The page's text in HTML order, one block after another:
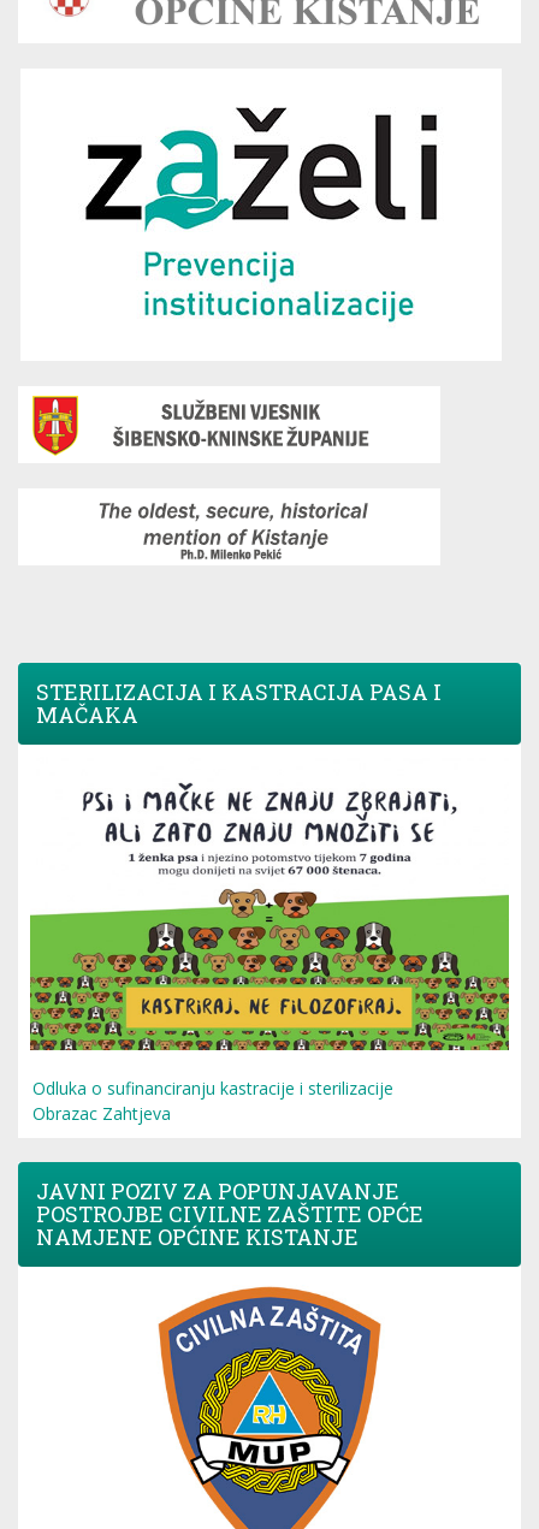
STERILIZACIJA I KASTRACIJA PASA I
MAČAKA
Odluka o sufinanciranju kastracije i sterilizacije
Obrazac Zahtjeva
JAVNI POZIV ZA POPUNJAVANJE
POSTROJBE CIVILNE ZAŠTITE OPĆE
NAMJENE OPĆINE KISTANJE